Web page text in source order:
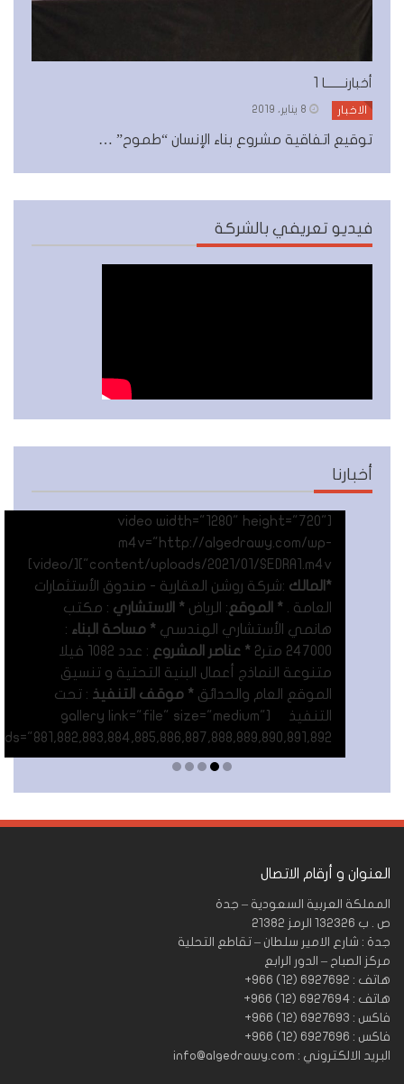
أخبارنـــــــا 1
الاخبار 8 يناير، 2019
توقيع اتفاقية مشروع بناء الإنسان “طموح” …
فيديو تعريفي بالشركة
أخبارنا
[video width="1280" height="720"
m4v="http://algedrawy.com/wp-
content/uploads/2021/01/SEDRA1.m4v"][/video]
*المالك :شركة روشن العقارية - صندوق الأستثمارات
العامة . * الموقع: الرياض * الاستشاري : مكتب
هانمي الأستشاري الهندسي * مساحة البناء :
247000 متر٢
* عناصر المشروع
: عدد 1082 فيلا
متنوعة النماذج أعمال البنية التحتية و تنسيق
الموقع العام والحدائق * موقف التنفيذ : تحت
التنفيذ [gallery link="file" size="medium"
ids="881,882,883,884,885,886,887,888,889,890,891,892"]
العنوان و أرقام الاتصال
المملكة العربية السعودية – جدة
ص . ب 132326 الرمز 21382
جدة : شارع الامير سلطان – تقاطع التحلية
مركز الصباح – الدور الرابع
هاتف : 6927692 (12) 966+
هاتف : 6927694 (12) 966+
فاكس : 6927693 (12) 966+
فاكس : 6927696 (12) 966+
البريد الالكتروني : info@algedrawy.com